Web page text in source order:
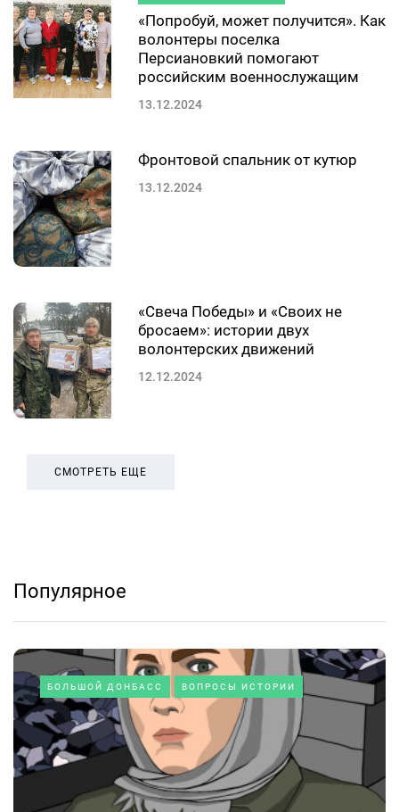
«Попробуй, может получится». Как
волонтеры поселка
Персиановкий помогают
российским военнослужащим
13.12.2024
Фронтовой спальник от кутюр
13.12.2024
«Свеча Победы» и «Своих не
бросаем»: истории двух
волонтерских движений
12.12.2024
СМОТРЕТЬ ЕЩЕ
Популярное
БОЛЬШОЙ ДОНБАСС ВОПРОСЫ ИСТОРИИ